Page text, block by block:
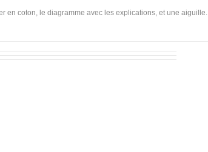
en coton, le diagramme avec les explications, et une aiguille.